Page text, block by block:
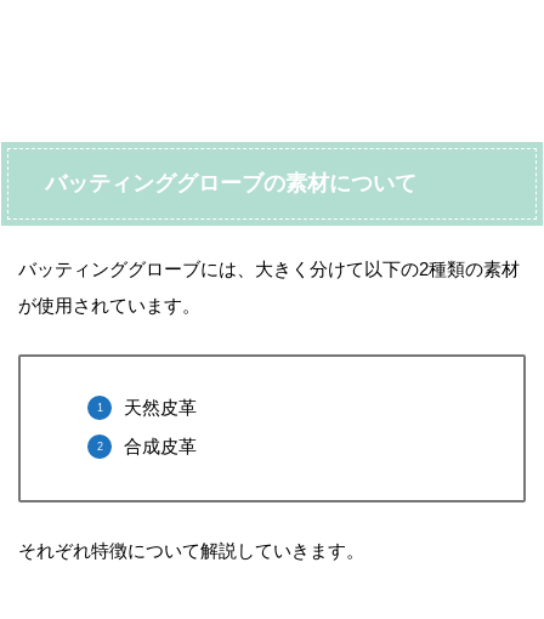
バッティンググローブの素材について
バッティンググローブには、大きく分けて以下の2種類の素材
が使用されています。
天然皮革
合成皮革
それぞれ特徴について解説していきます。